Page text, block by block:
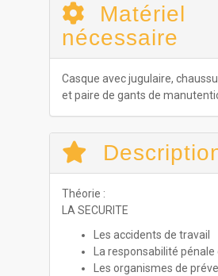
Matériel
nécessaire
Casque avec jugulaire,
et paire de gants de
Théorie :
LA SECURITE
Les accidents de travail
La responsabilité
Les organismes de